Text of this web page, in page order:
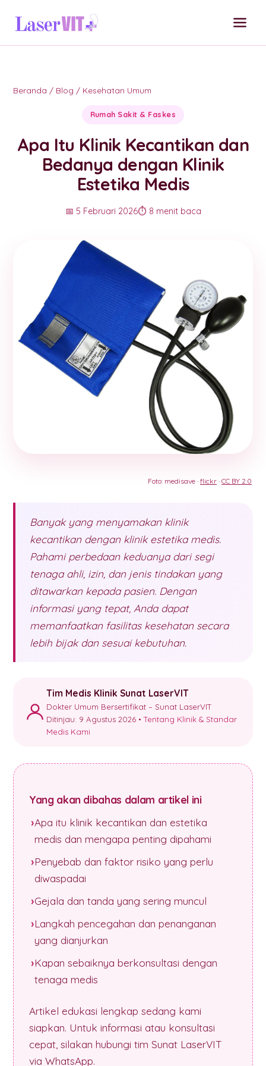
Beranda / Blog / Kesehatan Umum
Rumah Sakit & Faskes
Apa Itu Klinik Kecantikan dan
Bedanya dengan Klinik
Estetika Medis
📅 5 Februari 2026⏱️ 8 menit baca
Foto: medisave · flickr · CC BY 2.0
Banyak yang menyamakan klinik
kecantikan dengan klinik estetika medis.
Pahami perbedaan keduanya dari segi
tenaga ahli, izin, dan jenis tindakan yang
ditawarkan kepada pasien. Dengan
informasi yang tepat, Anda dapat
memanfaatkan fasilitas kesehatan secara
lebih bijak dan sesuai kebutuhan.
Tim Medis Klinik Sunat LaserVIT
Dokter Umum Bersertifikat – Sunat LaserVIT
Ditinjau: 9 Agustus 2026 •Tentang Klinik & Standar
Medis Kami
Yang akan dibahas dalam artikel ini
Apa itu klinik kecantikan dan estetika
medis dan mengapa penting dipahami
Penyebab dan faktor risiko yang perlu
diwaspadai
Gejala dan tanda yang sering muncul
Langkah pencegahan dan penanganan
yang dianjurkan
Kapan sebaiknya berkonsultasi dengan
tenaga medis
Artikel edukasi lengkap sedang kami
siapkan. Untuk informasi atau konsultasi
cepat, silakan hubungi tim Sunat LaserVIT
via WhatsApp.